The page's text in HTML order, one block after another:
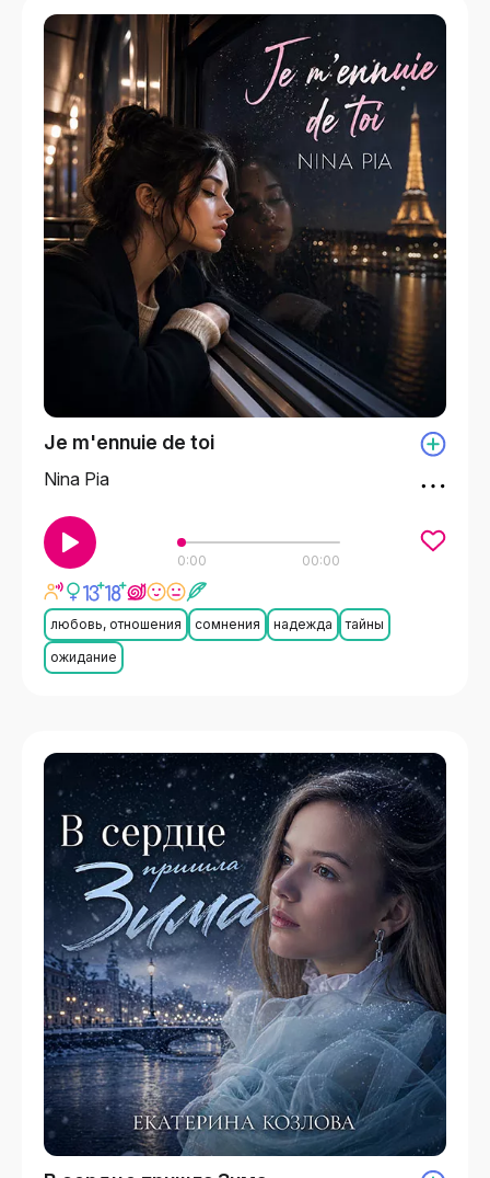
Je m'ennuie de toi
Nina Pia
0:00 00:00
любовь, отношения сомнения надежда
тайны
ожидание